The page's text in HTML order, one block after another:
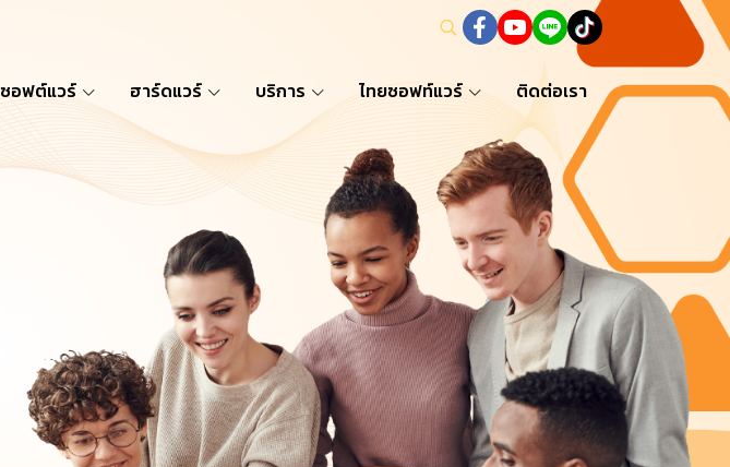
ซอฟต์แวร์ ฮาร์ดแวร์ บริการ ไทยซอฟท์แวร์ ติดต่อเรา